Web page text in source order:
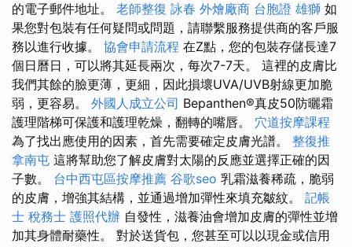
的電子郵件地址。 老師整復 詠春 外燴廠商 台胞證 雄獅 如
果您對包裝有任何疑問或問題，請聯繫服務提供商的客戶服
務以進行收據。 協會申請流程 在Z點，您的包裝存儲長達7
個日曆日，可以將其延長兩次，每次7-7天。 這裡的皮膚比
我們其餘的臉更薄，更細，因此損壞UVA/UVB射線更加脆
弱，更容易。 外國人成立公司 Bepanthen®真皮50防曬霜
護理階梯可保護和護理乾燥，翻轉的嘴唇。 穴道按摩課程
為了找出應使用的因素，首先需要確定皮膚光譜。 整復推
拿南屯 這將幫助您了解皮膚對太陽的反應並選擇正確的因
子數。 台中西屯區按摩推薦 谷歌seo 乳霜滋養稀疏，脆弱
的皮膚，增強其結構，並通過增加彈性來填充皺紋。 記帳
士 稅務士 護照代辦 自發性，滋養油會增加皮膚的彈性並增
加其身體耐藥性。 對於送貨包，您甚至可以以現金或信用